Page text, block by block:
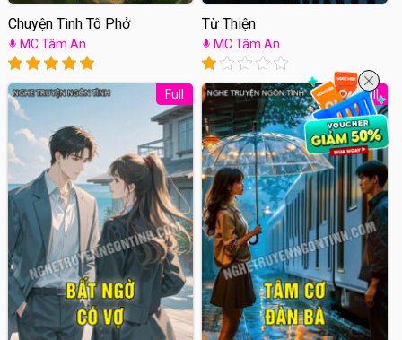
Chuyện Tình Tô Phở
MC Tâm An
Từ Thiện
MC Tâm An
Full Full